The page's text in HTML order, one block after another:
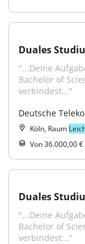
Duales
"...Deine
Bachelor of
verbindest..."
Deutsche
Köln, Raum
Von 36.000,00
Duales
"...Deine
Bachelor of
verbindest..."